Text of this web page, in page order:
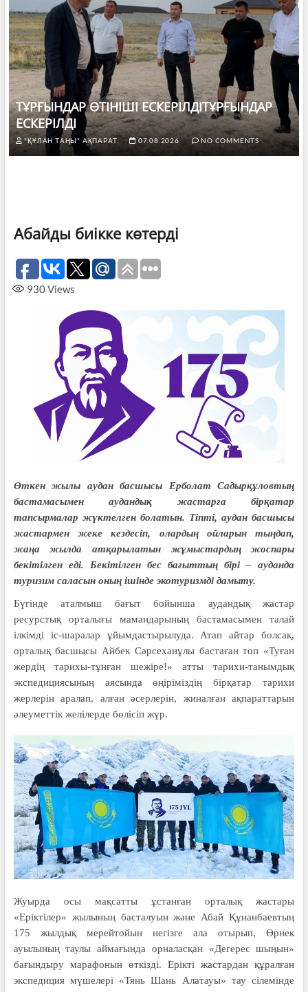
ТҰРҒЫНДАР ӨТІНІШІ ЕСКЕРІЛДІТҰРҒЫНДАР
ЕСКЕРІЛДІ
"ҚҰЛАН ТАҢЫ" АҚПАРАТ. 07.08.2026 NO COMMENTS
Абайды биікке көтерді
930Views
Өткен жылы аудан басшысы Ерболат Садырқұловтың
бастамасымен аудандық жастарға бірқатар
тапсырмалар жүктелген болатын. Тіпті, аудан басшысы
жастармен жеке кездесіп, олардың ойларын тыңдап,
жаңа жылда атқарылатын жұмыстардың жоспары
бекітілген еді. Бекітілген бес бағыттың бірі – ауданда
туризим саласын оның ішінде экотуризмді дамыту.
Бүгінде аталмыш бағыт бойынша аудандық жастар
ресурстық орталығы мамандарының бастамасымен талай
ілкімді іс-шаралар ұйымдастырылуда. Атап айтар болсақ,
орталық басшысы Айбек Сәрсеханұлы бастаған топ «Туған
жердің тарихы-тұнған шежіре!» атты тарихи-танымдық
экспедициясының аясында өңіріміздің бірқатар тарихи
жерлерін аралап, алған әсерлерін, жиналған ақпараттарын
әлеуметтік желілерде бөлісіп жүр.
Жуырда осы мақсатты ұстанған орталық жастары
«Еріктілер» жылының басталуын және Абай Құнанбаевтың
175 жылдық мерейтойын негізге ала отырып, Өрнек
ауылының таулы аймағында орналасқан «Дегерес шыңын»
бағындыру марафонын өткізді. Ерікті жастардан құралған
экспедиция мүшелері «Тянь Шань Алатауы» тау сілемінде